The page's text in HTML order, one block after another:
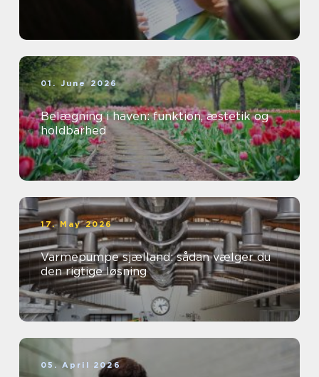
01. June 2026
Belægning i haven: funktion, æstetik og
holdbarhed
17. May 2026
Varmepumpe sjælland: sådan vælger du
den rigtige løsning
05. April 2026